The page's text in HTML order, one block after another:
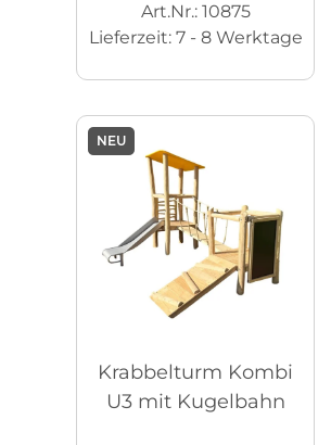
Art.Nr.: 10875
Lieferzeit: 7 - 8 Werktage
NEU
Krabbelturm Kombi
U3 mit Kugelbahn